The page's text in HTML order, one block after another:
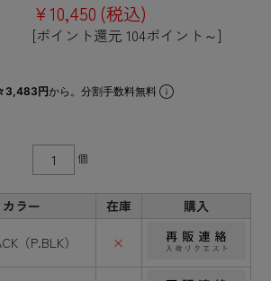
¥10,450 (税込)
[ポイント還元 104ポイント～]
3,483円から。分割手数料無料
個
カラー 在庫 購入
（P.BLK） ×